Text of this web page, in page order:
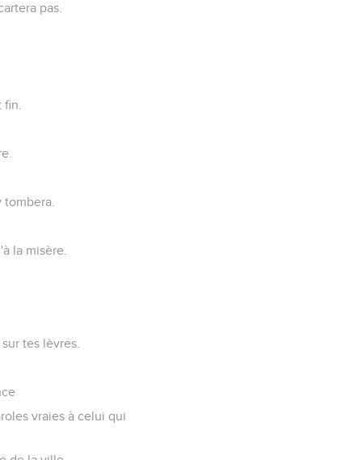
pas.
la misère.
tes lèvres.
vraies à celui qui